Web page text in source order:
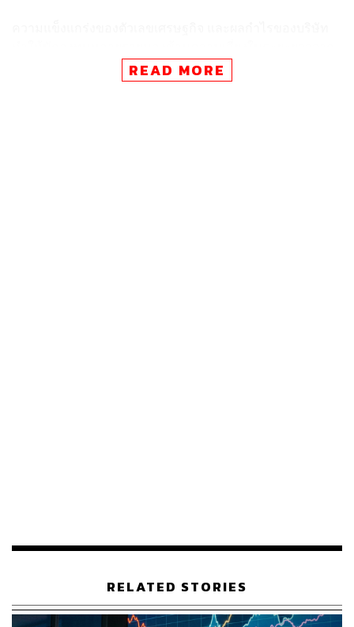
ประเด็นสงครามการค้า แม้ว่าจะมีการเจรจาเพื่อลดอัตรา
ภาษีไปบ้าง แต่ในท้ายที่สุดอัตราภาษีดังกล่าวยังคงอยู่ใน
สูงกว่าค่าเฉลี่ยในอดีต ทำให้มีความเป็นไปได้ว่าตลาด
สินทรัพย์เสี่ยงอาจปรับฐานและมีความผันผวนเพิ่มขึ้นใน
อนาคต
READ MORE
RELATED STORIES